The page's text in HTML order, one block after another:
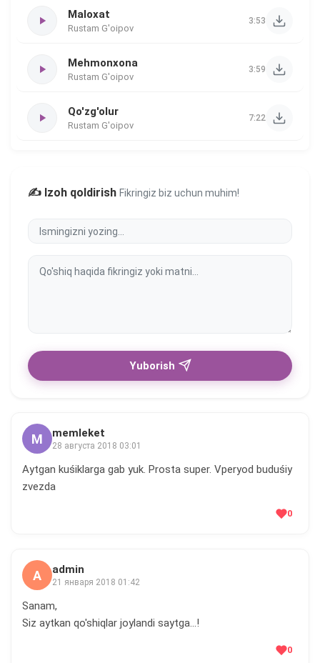
Maloxat
Rustam G'oipov
3:53
Mehmonxona
Rustam G'oipov
3:59
Qo'zg'olur
Rustam G'oipov
7:22
✍️ Izoh qoldirish Fikringiz biz uchun muhim!
Yuborish
M memleket
28 августа 2018 03:01
Aytgan kuśiklarga gab yuk. Prosta super. Vperyod buduśiy
zvezda
0
A admin
21 января 2018 01:42
Sanam,
Siz aytkan qo'shiqlar joylandi saytga...!
0